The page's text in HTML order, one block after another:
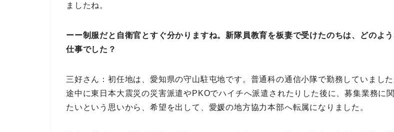
ましたね。
ーー制服だと自衛官とすぐ分かりますね。新隊員教育を板妻で受けたのちは、どのよ
仕事でした？
三好さん：初任地は、愛知県の守山駐屯地です。普通科の通信小隊で勤務していました
途中に東日本大震災の災害派遣やPKOでハイチへ派遣されたりした後に、募集業務に
たいという思いから、希望を出して、愛媛の地方協力本部へ転属になりました。